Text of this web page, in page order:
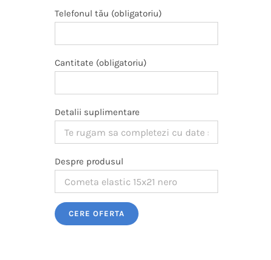
Telefonul tău (obligatoriu)
Cantitate (obligatoriu)
Detalii suplimentare
Despre produsul
Please leave this field empty.